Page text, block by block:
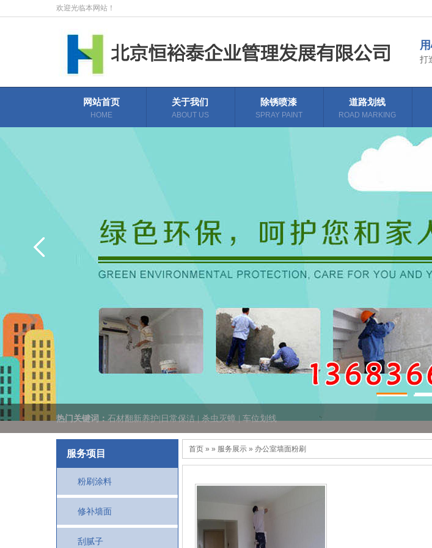
欢迎光临本网站！
打
网站首页
HOME
关于我们
ABOUT US
除锈喷漆
SPRAY PAINT
道路划线
ROAD MARKING
热门关键词：石材翻新养护|日常保洁 | 杀虫灭蟑 | 车位划线
服务项目
粉刷涂料
修补墙面
刮腻子
首页 » » 服务展示 » 办公室墙面粉刷